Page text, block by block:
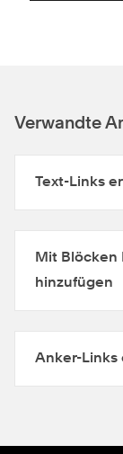
Verwandte
Text-Links
Mit Blöcken
hinzufügen
Anker-Links